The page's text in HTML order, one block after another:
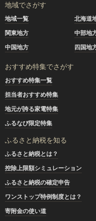
地域でさがす
地域一覧 北海道
関東地方
中部地
中国地方
四国地
おすすめ特集でさがす
おすすめ特集一覧
担当者おすすめ特集
地元が誇る家電特集
ふるなび限定特集
ふるさと納税を知る
ふるさと納税とは？
控除上限額シミュレーション
ふるさと納税の確定申告
ワンストップ特例制度とは？
寄附金の使い道